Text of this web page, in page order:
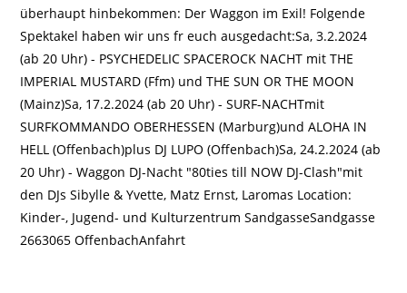
überhaupt hinbekommen: Der Waggon im Exil! Folgende
Spektakel haben wir uns fr euch ausgedacht:Sa, 3.2.2024
(ab 20 Uhr) - PSYCHEDELIC SPACEROCK NACHT mit THE
IMPERIAL MUSTARD (Ffm) und THE SUN OR THE MOON
(Mainz)Sa, 17.2.2024 (ab 20 Uhr) - SURF-NACHTmit
SURFKOMMANDO OBERHESSEN (Marburg)und ALOHA IN
HELL (Offenbach)plus DJ LUPO (Offenbach)Sa, 24.2.2024 (ab
20 Uhr) - Waggon DJ-Nacht "80ties till NOW DJ-Clash"mit
den DJs Sibylle & Yvette, Matz Ernst, Laromas Location:
Kinder-, Jugend- und Kulturzentrum SandgasseSandgasse
2663065 OffenbachAnfahrt